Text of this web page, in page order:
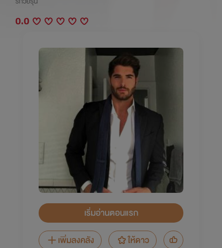
0.0
เริ่มอ่านตอนแรก
เพิ่มลงคลัง
ให้ดาว